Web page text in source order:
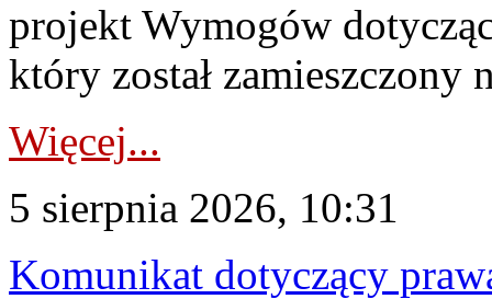
projekt Wymogów
który został zamieszczony
Więcej...
5 sierpnia 2026, 10:31
Komunikat dotyczący